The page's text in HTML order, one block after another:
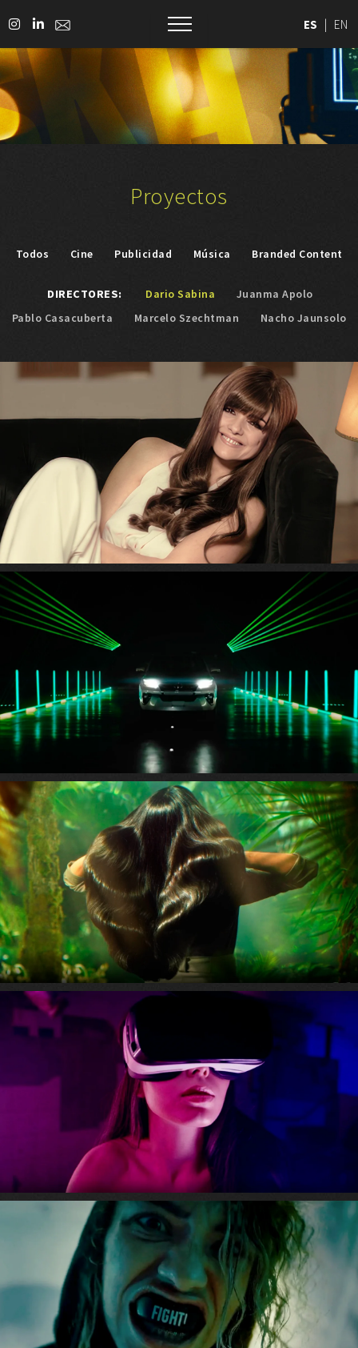
ES | EN
Proyectos
Todos Cine Publicidad Música Branded Content
DIRECTORES: Dario Sabina
Juanma Apolo
Pablo Casacuberta
Marcelo Szechtman Nacho Jaunsolo